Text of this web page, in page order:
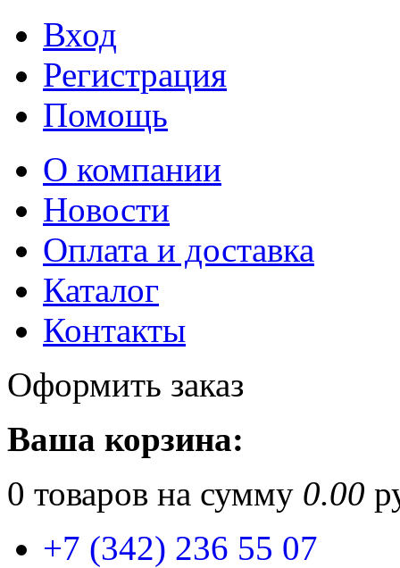
Вход
Регистрация
Помощь
О компании
Новости
Оплата и доставка
Каталог
Контакты
Оформить заказ
Ваша корзина:
0 товаров на сумму 0.00
+7 (342) 236 55 07